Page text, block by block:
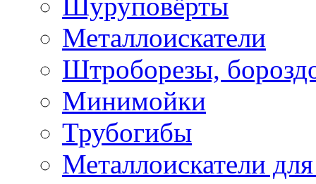
Металлоискатели
Штроборезы,
Минимойки
Трубогибы
Металлоискатели